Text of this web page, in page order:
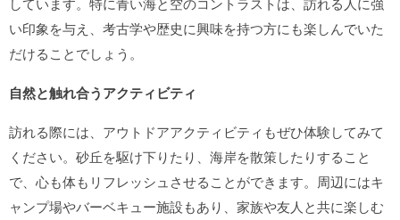
い印象を与え、考古学や歴史に興味を持つ方にも楽しんでいた
だけることでしょう。
自然と触れ合うアクティビティ
訪れる際には、アウトドアアクティビティもぜひ体験してみて
ください。砂丘を駆け下りたり、海岸を散策したりすること
で、心も体もリフレッシュさせることができます。周辺にはキ
ャンプ場やバーベキュー施設もあり、家族や友人と共に楽しむ